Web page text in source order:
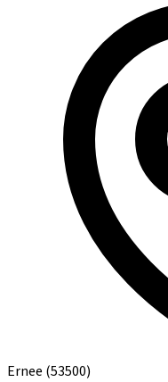
Ernee (53500)